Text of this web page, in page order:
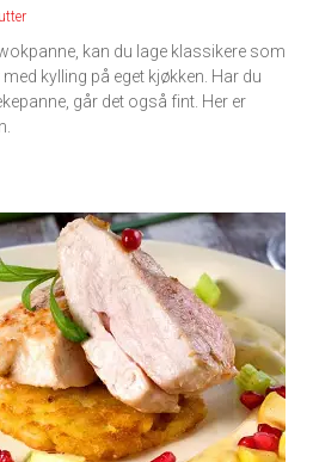
kan du lage klassikere som
kylling på eget kjøkken. Har du
går det også fint. Her er